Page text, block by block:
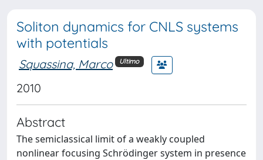
Soliton dynamics for CNLS systems
with potentials
Squassina, Marco Ultimo
2010
Abstract
The semiclassical limit of a weakly coupled
nonlinear focusing Schrödinger system in presence